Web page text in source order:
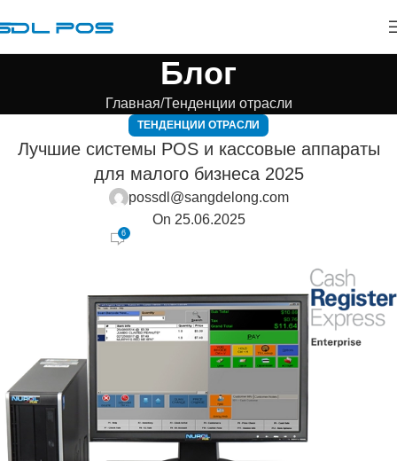
Блог
Главная Тенденции отрасли
ТЕНДЕНЦИИ ОТРАСЛИ
Лучшие системы POS и кассовые аппараты
для малого бизнеса 2025
possdl@sangdelong.com
On 25.06.2025
6